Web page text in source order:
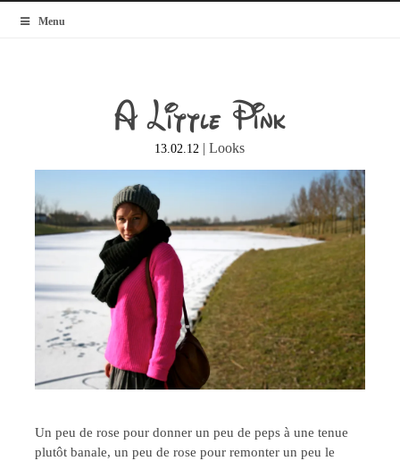
Menu
MyBlogMode
A Little Pink
13.02.12 | Looks
Un peu de rose pour donner un peu de peps à une tenue
plutôt banale, un peu de rose pour remonter un peu le